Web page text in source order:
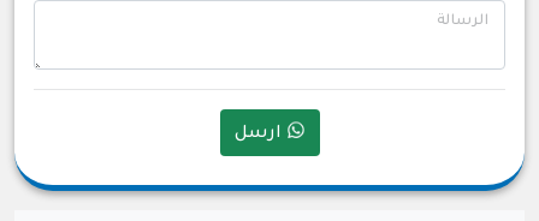
الرسالة
ارسل